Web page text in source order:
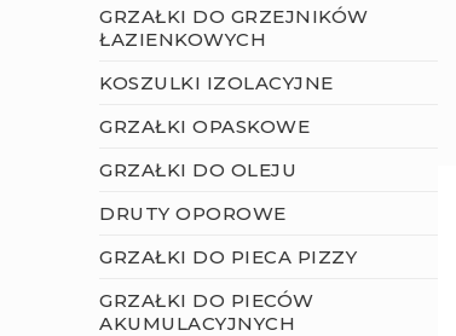
GRZAŁKI DO GRZEJNIKÓW
ŁAZIENKOWYCH
KOSZULKI IZOLACYJNE
GRZAŁKI OPASKOWE
GRZAŁKI DO OLEJU
DRUTY OPOROWE
GRZAŁKI DO PIECA PIZZY
GRZAŁKI DO PIECÓW
AKUMULACYJNYCH